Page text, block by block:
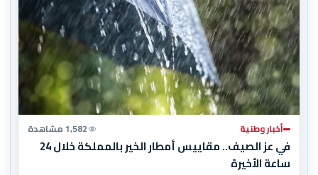
أخبار وطنية 1,582 مشاهدة
في عز الصيف.. مقاييس أمطار الخير بالمملكة خلال 24
ساعة الأخيرة